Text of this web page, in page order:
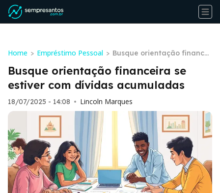
Home > Empréstimo Pessoal > Busque orientação financei
ra se estiver com dívidas ac
umuladas
Busque orientação financeira se
estiver com dívidas acumuladas
18/07/2025 - 14:08 • Lincoln Marques